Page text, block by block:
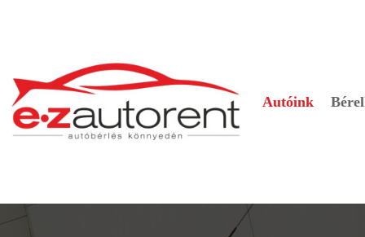
Autóink